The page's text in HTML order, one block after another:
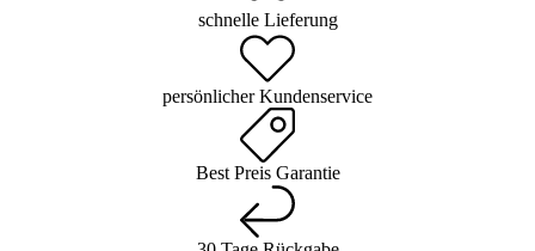
schnelle Lieferung
persönlicher Kundenservice
Best Preis Garantie